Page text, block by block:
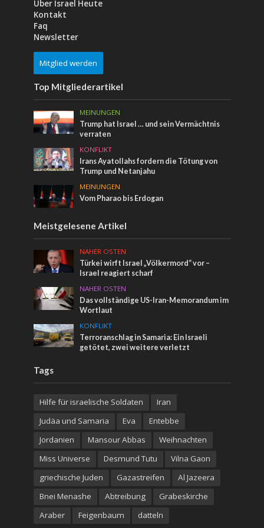
Über Israel Heute
Kontakt
Faq
Newsletter
Mitglied werden
Top Mitgliederartikel
MEINUNGEN
Trump hat Israel … und sein Vermächtnis
verraten
KONFLIKT
Irans Ayatollahs fordern die Tötung von
Trump und Netanjahu
MEINUNGEN
Vom Pharao bis Erdogan
Meistgelesene Artikel
NAHER OSTEN
Türkei wirft Israel „Völkermord“ vor –
Israel reagiert scharf
NAHER OSTEN
Das vollständige US-Iran-Memorandum im
Wortlaut
KONFLIKT
Terroranschlag in Samaria: Ein Israeli
getötet, zwei weitere verletzt
Tags
Hilfe für israelische Soldaten
Iran
Judäa und Samaria
Eva
Entebbe
Jordanien
Mansour Abbas
Weihnachten
Miss Universe
Desmund Tutu
Vilna Gaon
griechische Juden
Gazastreifen
Al Jazeera
Bnei Menashe
Abtreibung
Grabeskirche
Araber
Feigenbaum datteln